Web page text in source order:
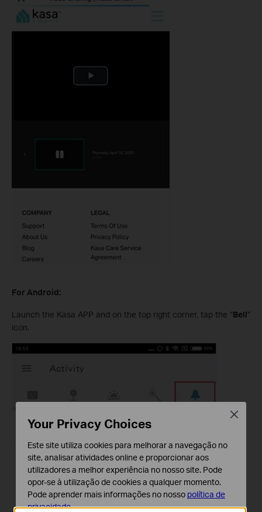
For Android:
Launch the Kasa APP and on the top right corner, tap the “Bell”
icon.
Your Privacy Choices
Este site utiliza cookies para melhorar a navegação no
site, analisar atividades online e proporcionar aos
utilizadores a melhor experiência no nosso site. Pode
opor-se à utilização de cookies a qualquer momento.
Pode aprender mais informações no nosso política de
privacidade.
Close